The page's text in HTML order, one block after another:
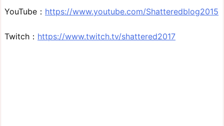
YouTube： https://www.youtube.com/Shatteredblog2015
Twitch： https://www.twitch.tv/shattered2017